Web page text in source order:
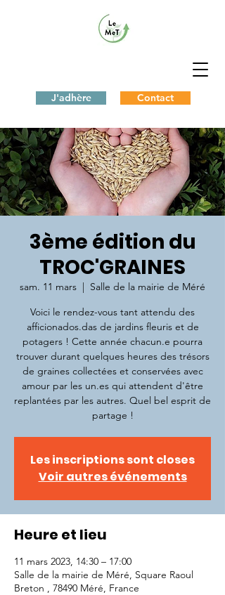
J'adhère Contact
3ème édition du
TROC'GRAINES
sam. 11 mars
  |
Salle de la mairie de Méré
Voici le rendez-vous tant attendu des
afficionados.das de jardins fleuris et de
potagers ! Cette année chacun.e pourra
trouver durant quelques heures des trésors
de graines collectées et conservées avec
amour par les un.es qui attendent d'être
replantées par les autres. Quel bel esprit de
partage !
Les inscriptions sont closes
Voir autres événements
Heure et lieu
11 mars 2023, 14:30 – 17:00
Salle de la mairie de Méré, Square Raoul
Breton , 78490 Méré, France